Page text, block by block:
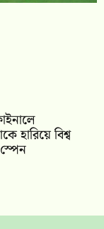
হারিয়ে বিশ্ব